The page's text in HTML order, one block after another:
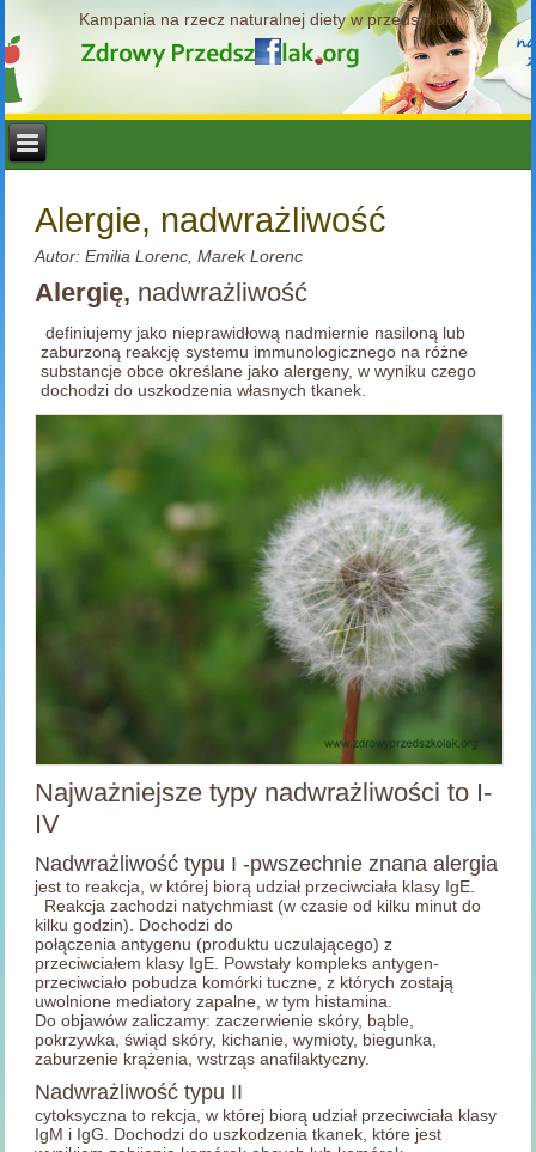
Kampania na rzecz naturalnej diety w przedszkolu
Alergie, nadwrażliwość
Autor: Emilia Lorenc, Marek Lorenc
Alergię, nadwrażliwość
definiujemy jako nieprawidłową nadmiernie nasiloną lub
zaburzoną reakcję systemu immunologicznego na różne
substancje obce określane jako alergeny, w wyniku czego
dochodzi do uszkodzenia własnych tkanek.
Najważniejsze typy nadwrażliwości to I-
IV
Nadwrażliwość typu I -pwszechnie znana alergia
jest to reakcja, w której biorą udział przeciwciała klasy IgE.
Reakcja zachodzi natychmiast (w czasie od kilku minut do
kilku godzin). Dochodzi do
połączenia antygenu (produktu uczulającego) z
przeciwciałem klasy IgE. Powstały kompleks antygen-
przeciwciało pobudza komórki tuczne, z których zostają
uwolnione mediatory zapalne, w tym histamina.
Do objawów zaliczamy: zaczerwienie skóry, bąble,
pokrzywka, świąd skóry, kichanie, wymioty, biegunka,
zaburzenie krążenia, wstrząs anafilaktyczny.
Nadwrażliwość typu II
cytoksyczna to rekcja, w której biorą udział przeciwciała klasy
IgM i IgG. Dochodzi do uszkodzenia tkanek, które jest